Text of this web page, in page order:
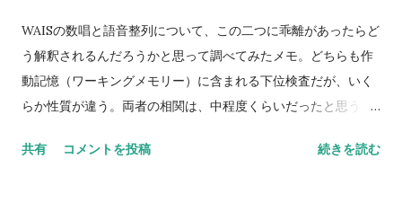
WAISの数唱と語音整列について、この二つに乖離があったらど
う解釈されるんだろうかと思って調べてみたメモ。どちらも作
動記憶（ワーキングメモリー）に含まれる下位検査だが、いく
らか性質が違う。両者の相関は、中程度くらいだったと思う。
sequencing とある海外の掲示板（？）でのやりとり。 一方が
共有 コメントを投稿 続きを読む